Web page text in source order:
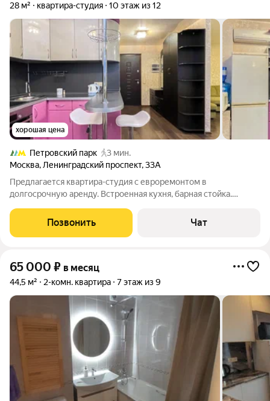
28 м² квартира-студия 10 этаж из 12
хорошая цена
Петровский парк
3 мин.
Москва, Ленинградский проспект,33А
Предлагается квартира-студия с евроремонтом в
долгосрочную аренду. Встроенная кухня, барная стойка.
застеклённая лоджия, ПВХ. Техника: стиральная машина-
автомат, двухкамерный холодильник, кондиционер,
Позвонить Чат
65 000 ₽ в месяц
44,5 м² 2-комн. квартира 7 этаж из 9